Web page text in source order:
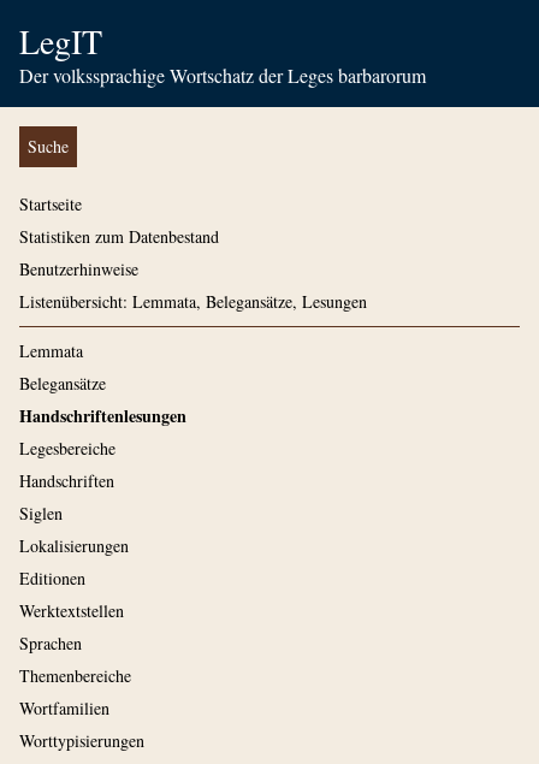
LegIT
Der volkssprachige Wortschatz der Leges barbarorum
Suche
Startseite
Statistiken zum Datenbestand
Benutzerhinweise
Listenübersicht: Lemmata, Belegansätze, Lesungen
Lemmata
Belegansätze
Handschriftenlesungen
Legesbereiche
Handschriften
Siglen
Lokalisierungen
Editionen
Werktextstellen
Sprachen
Themenbereiche
Wortfamilien
Worttypisierungen